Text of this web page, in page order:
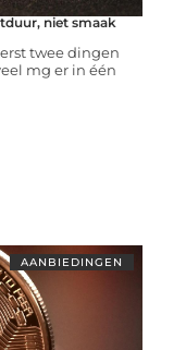
niet smaak
twee dingen
mg er in één
AANBIEDINGEN